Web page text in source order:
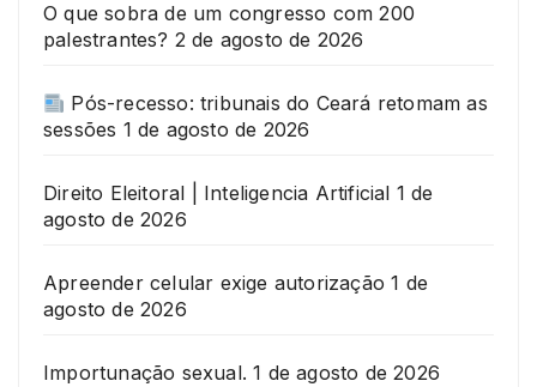
O que sobra de um congresso com 200
palestrantes? 2 de agosto de 2026
Pós-recesso: tribunais do Ceará retomam as
sessões 1 de agosto de 2026
Direito Eleitoral | Inteligencia Artificial 1 de
agosto de 2026
Apreender celular exige autorização 1 de
agosto de 2026
Importunação sexual. 1 de agosto de 2026